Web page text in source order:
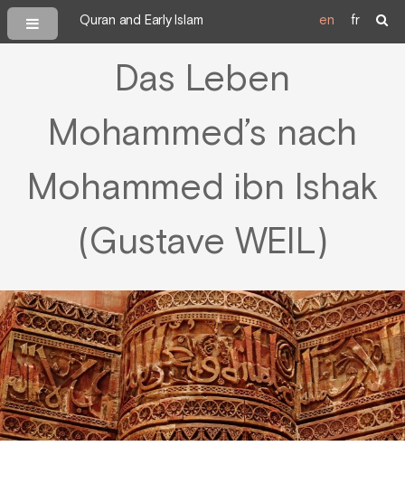
Quran and Early Islam en fr
Das Leben
Mohammed’s nach
Mohammed ibn Ishak
(Gustave WEIL)